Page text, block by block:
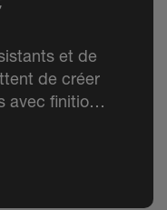
et de
de créer
avec finitions